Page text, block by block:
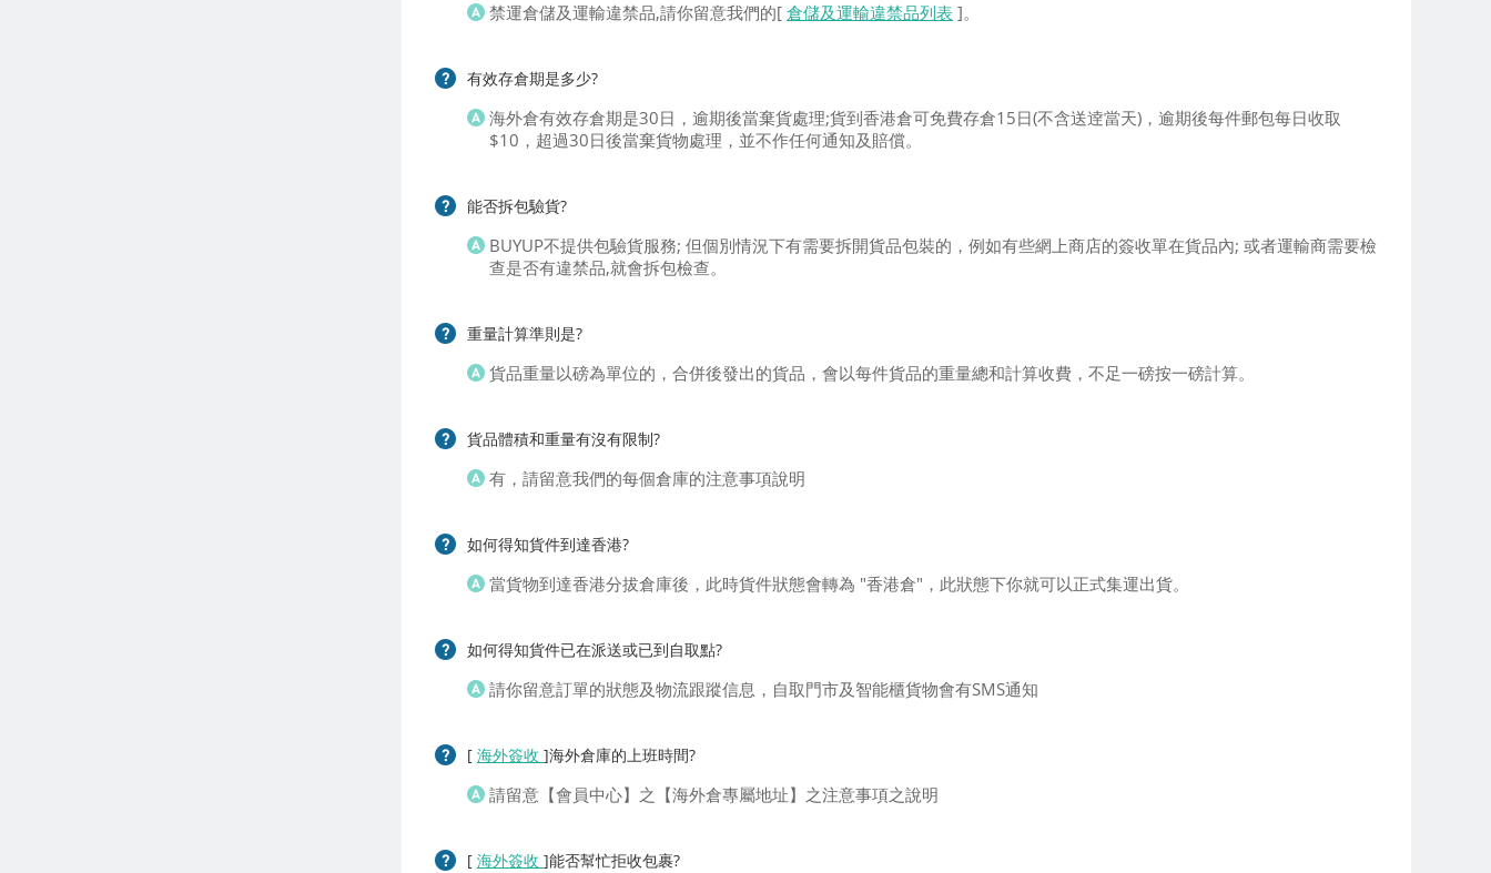
禁運倉儲及運輸違禁品,請你留意我們的[ 倉儲及運輸違禁品列表 ]。
有效存倉期是多少?
海外倉有效存倉期是30日，逾期後當棄貨處理;貨到香港倉可免費存倉15日(不含送逹當天)，逾期後每件郵包每日收取
$10，超過30日後當棄貨物處理，並不作任何通知及賠償。
能否拆包驗貨?
BUYUP不提供包驗貨服務; 但個別情況下有需要拆開貨品包裝的，例如有些網上商店的簽收單在貨品內; 或者運輸商需要檢
查是否有違禁品,就會拆包檢查。
重量計算準則是?
貨品重量以磅為單位的，合併後發出的貨品，會以每件貨品的重量總和計算收費，不足一磅按一磅計算。
貨品體積和重量有沒有限制?
有，請留意我們的每個倉庫的注意事項說明
如何得知貨件到達香港?
當貨物到達香港分拔倉庫後，此時貨件狀態會轉為 "香港倉"，此狀態下你就可以正式集運出貨。
如何得知貨件已在派送或已到自取點?
請你留意訂單的狀態及物流跟蹤信息，自取門市及智能櫃貨物會有SMS通知
[ 海外簽收 ]海外倉庫的上班時間?
請留意【會員中心】之【海外倉專屬地址】之注意事項之說明
[ 海外簽收 ]能否幫忙拒收包裹?